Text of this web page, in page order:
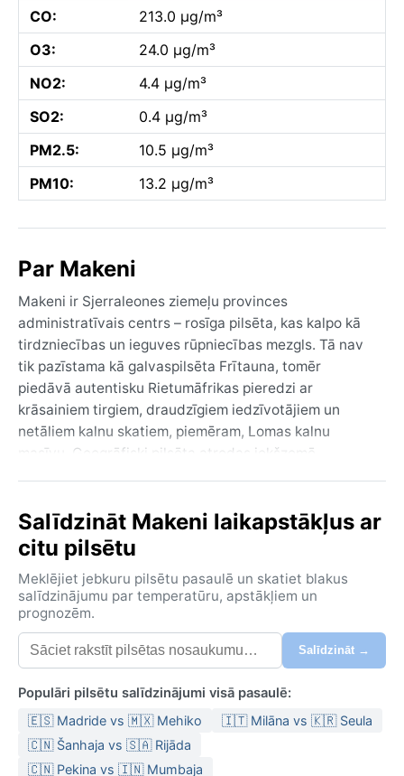
CO:
213.0 µg/m³
O3:
24.0 µg/m³
NO2:
4.4 µg/m³
SO2:
0.4 µg/m³
PM2.5:
10.5 µg/m³
PM10:
13.2 µg/m³
Par Makeni
Makeni ir Sjerraleones ziemeļu provinces
administratīvais centrs – rosīga pilsēta, kas kalpo kā
tirdzniecības un ieguves rūpniecības mezgls. Tā nav
tik pazīstama kā galvaspilsēta Frītauna, tomēr
piedāvā autentisku Rietumāfrikas pieredzi ar
krāsainiem tirgiem, draudzīgiem iedzīvotājiem un
netāliem kalnu skatiem, piemēram, Lomas kalnu
masīvu. Ģeogrāfiski pilsēta atrodas iekšzemē,
gadu ir augsti, bet pilsētas dzīve rit savā ritmā,
nezaudējot vitalitāti.
Klimats pēc Köppen klasifikācijas ir tropiskais musonu
klimats (Am). Gadu raksturo izteiktas sausuma un
mitruma sezonas. Sausā sezona no novembra līdz
aprīlim ir karsta un sausa, gaisa temperatūra bieži
pārsniedz 30 °C, bet relatīvais mitrums tomēr
sezona no maija līdz oktobrim atnes spēcīgas musonu
lietusgāzes, kas nereti izraisa plūdus un ceļu
bojājumus. Mitrums šajā laikā sasniedz gandrīz 100 %,
bet temperatūra nedaudz pazeminās, svārstoties ap
Salīdzināt Makeni laikapstākļus ar
citu pilsētu
Meklējiet jebkuru pilsētu pasaulē un skatiet blakus
salīdzinājumu par temperatūru, apstākļiem un
prognozēm.
Salīdzināt →
Populāri pilsētu salīdzinājumi visā pasaulē:
🇪🇸 Madride vs 🇲🇽 Mehiko
🇮🇹 Milāna vs 🇰🇷 Seula
🇨🇳 Šanhaja vs 🇸🇦 Rijāda
🇨🇳 Pekina vs 🇮🇳 Mumbaja